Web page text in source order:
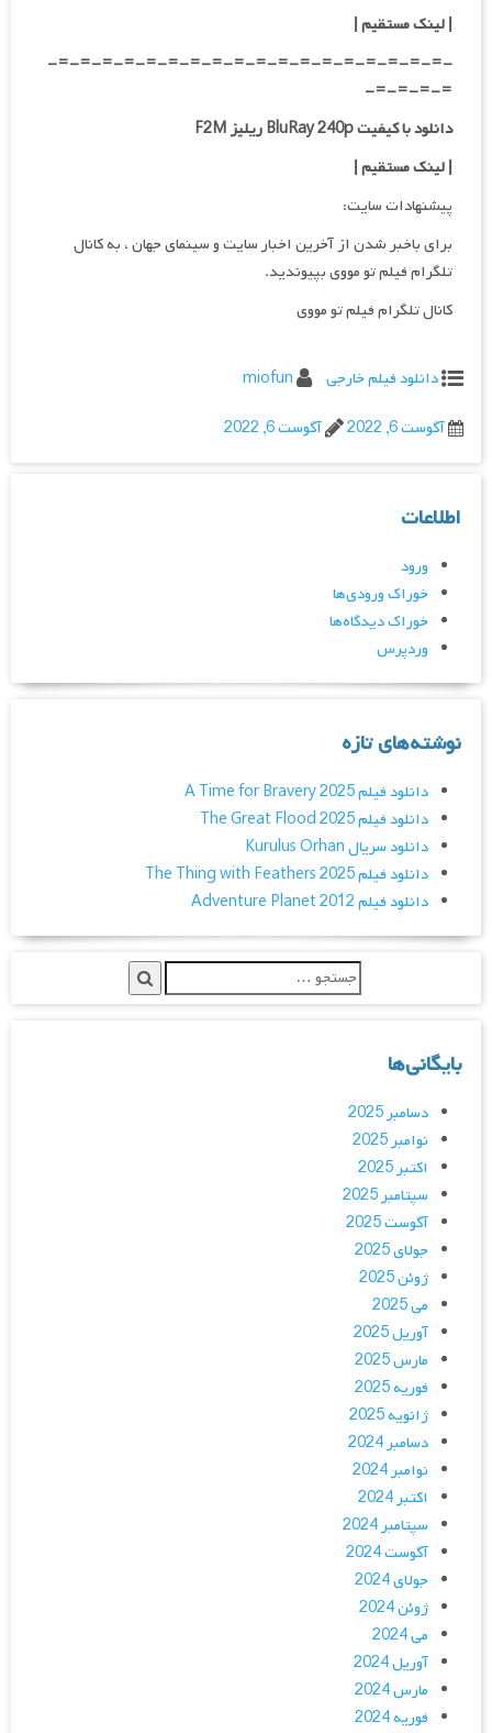
| لینک مستقیم|
-=-=-=-=-=-=-=-=-=-=-=-=-=-=-=-=-=-=-
=-=-=-=-
دانلود با کیفیت BluRay 240p ریلیز F2M
| لینک مستقیم|
پیشنهادات سایت:
برای باخبر شدن از آخرین اخبار سایت و سینمای جهان ، به کانال
تلگرام فیلم تو مووی بپیوندید.
کانال تلگرام فیلم تو مووی
دانلود فیلم خارجی
miofun
آگوست 6, 2022
آگوست 6, 2022
اطلاعات
ورود
خوراک ورودی‌ها
خوراک دیدگاه‌ها
وردپرس
نوشته‌های تازه
دانلود فیلم A Time for Bravery 2025
دانلود فیلم The Great Flood 2025
دانلود سریال Kurulus Orhan
دانلود فیلم The Thing with Feathers 2025
دانلود فیلم Adventure Planet 2012
بایگانی‌ها
دسامبر 2025
نوامبر 2025
اکتبر 2025
سپتامبر 2025
آگوست 2025
جولای 2025
ژوئن 2025
می 2025
آوریل 2025
مارس 2025
فوریه 2025
ژانویه 2025
دسامبر 2024
نوامبر 2024
اکتبر 2024
سپتامبر 2024
آگوست 2024
جولای 2024
ژوئن 2024
می 2024
آوریل 2024
مارس 2024
فوریه 2024